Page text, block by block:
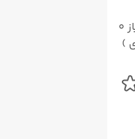
میانگین امتیاز 0